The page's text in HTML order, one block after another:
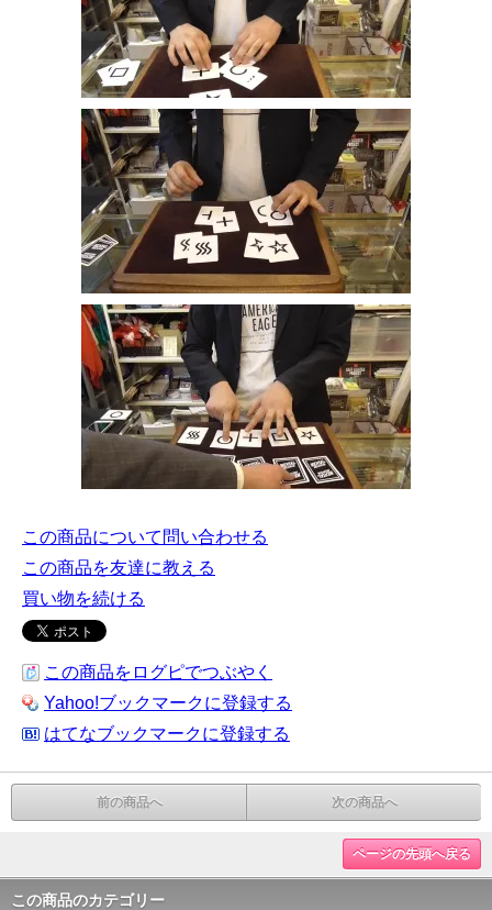
この商品について問い合わせる
この商品を友達に教える
買い物を続ける
この商品をログピでつぶやく
Yahoo!ブックマークに登録する
はてなブックマークに登録する
前の商品へ 次の商品へ
ページの先頭へ戻る
この商品のカテゴリー